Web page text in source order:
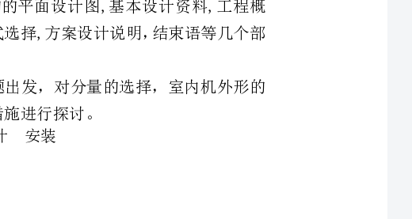
从VRV空调系统设计和施工中存在的问题出发，对分量的选择，室内机外形的